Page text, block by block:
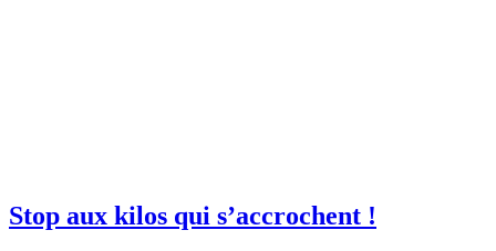
Stop aux kilos qui s’accrochent !